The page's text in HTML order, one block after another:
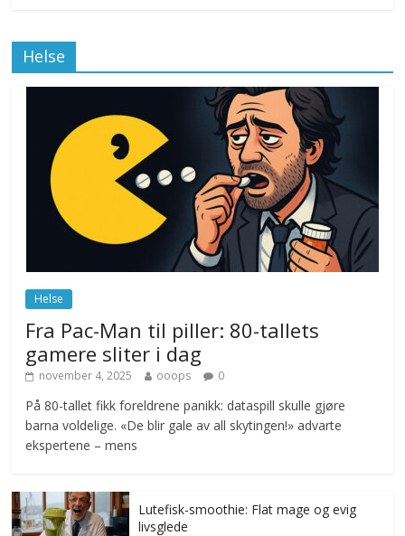
Drone stopper flytrafikken i Stockholm,
ekspert mistenker MDG
november 6, 2025 No Comments
Norge innfører nullvisjon for nedbør
juni 23, 2026 No Comments
Helse
Helse
Fra Pac-Man til piller: 80-tallets
gamere sliter i dag
november 4, 2025 ooops 0
På 80-tallet fikk foreldrene panikk: dataspill skulle gjøre
barna voldelige. «De blir gale av all skytingen!» advarte
ekspertene – mens
Lutefisk-smoothie: Flat mage og evig
livsglede